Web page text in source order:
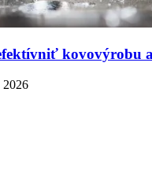
kovovýrobu
2026